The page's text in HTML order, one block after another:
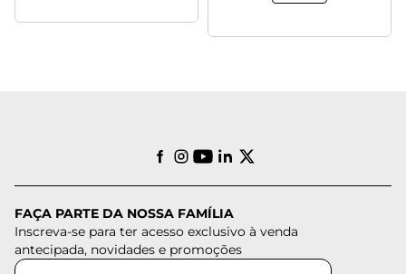
FAÇA PARTE DA NOSSA FAMÍLIA
Inscreva-se para ter acesso exclusivo à venda
antecipada, novidades e promoções